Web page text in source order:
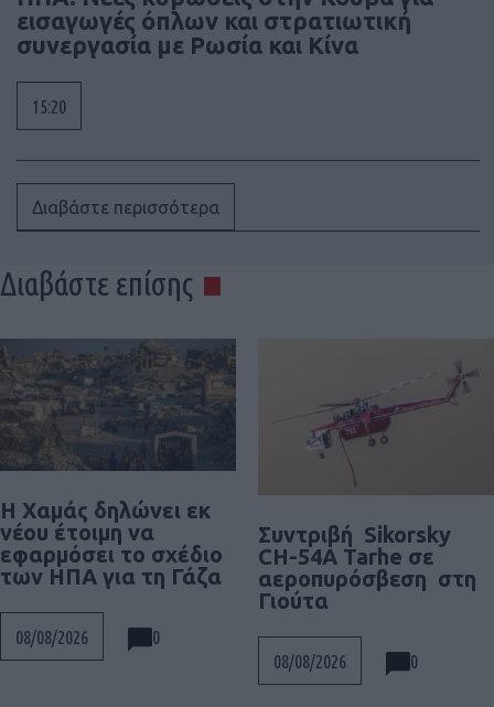
εισαγωγές όπλων και στρατιωτική
συνεργασία με Ρωσία και Κίνα
15:20
Διαβάστε περισσότερα
Διαβάστε επίσης
Η Χαμάς δηλώνει εκ
νέου έτοιμη να
εφαρμόσει το σχέδιο
των ΗΠΑ για τη Γάζα
08/08/2026 0
Συντριβή Sikorsky
CH-54A Tarhe σε
αεροπυρόσβεση στη
Γιούτα
08/08/2026 0